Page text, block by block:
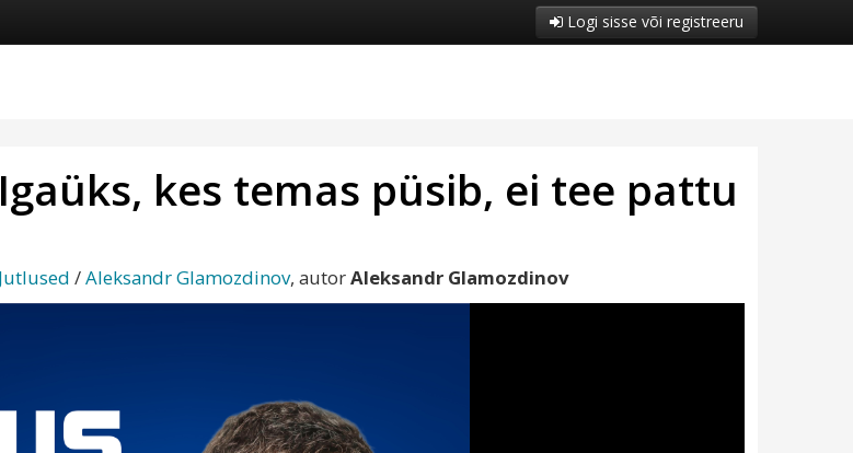
Logi sisse või registreeru
kes temas püsib, ei tee pattu
Jutlused /Aleksandr Glamozdinov, autorAleksandr Glamozdinov